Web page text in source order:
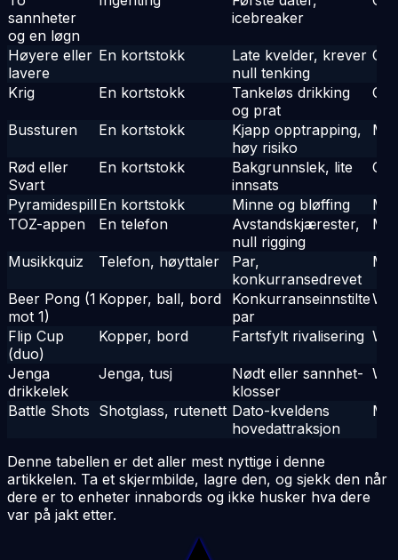
sannheter
og en løgn
icebreaker
Høyere eller
lavere
En kortstokk
Late kvelder, krever
null tenking
Krig En kortstokk
Tankeløs drikking
og prat
Bussturen En kortstokk
Kjapp opptrapping,
høy risiko
Rød eller
Svart
En kortstokk
Bakgrunnslek, lite
innsats
PyramidespillEn kortstokk Minne og bløffing
TOZ-appen
En telefon
Avstandskjærester,
null rigging
Musikkquiz Telefon, høyttaler
Par,
konkurransedrevet
Beer Pong (1
mot 1)
Kopper, ball, bord
Konkurranseinnstilte
par
Flip Cup
(duo)
Kopper, bord Fartsfylt rivalisering
Jenga
drikkelek
Jenga, tusj
Nødt eller sannhet-
klosser
Battle Shots Shotglass, rutenett Dato-kveldens
hovedattraksjon
Denne tabellen er det aller mest nyttige i denne
artikkelen. Ta et skjermbilde, lagre den, og sjekk den når
dere er to enheter innabords og ikke husker hva dere
var på jakt etter.